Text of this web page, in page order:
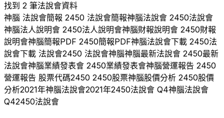
找到 2 筆法說會資料
神腦 法說會簡報 2450 法說會簡報神腦法說會 2450法說會
神腦法人說明會 2450法人說明會神腦財報說明會 2450財報
說明會神腦簡報PDF 2450簡報PDF神腦法說會下載 2450法
說會下載 法說會2450 法說會神腦神腦最新法說會 2450最新
法說會神腦業績發表會 2450業績發表會神腦營運報告 2450
營運報告 股票代碼2450 2450股票神腦股價分析 2450股價
分析2021年神腦法說會2021年2450法說會 Q4神腦法說會
Q42450法說會